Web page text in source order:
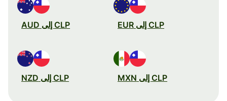
CLP إلى EUR CLP إلى AUD
CLP إلى MXN CLP إلى NZD